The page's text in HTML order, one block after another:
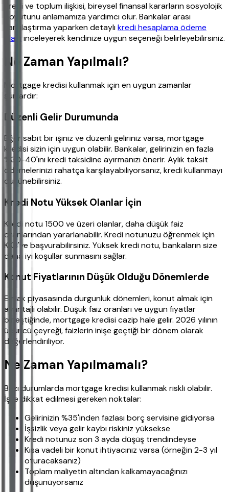
Kredi ve toplum ilişkisi, bireysel finansal kararların sosyolojik
boyutunu anlamamıza yardımcı olur. Bankalar arası
karşılaştırma yaparken detaylıkredi hesaplama ödeme
planı
inceleyerek kendinize uygun seçeneği belirleyebilirsiniz.
Ne Zaman Yapılmalı?
Mortgage kredisi kullanmak için en uygun zamanlar
şunlardır:
Düzenli Gelir Durumunda
Eğer sabit bir işiniz ve düzenli geliriniz varsa, mortgage
kredisi sizin için uygun olabilir. Bankalar, gelirinizin en fazla
%30-40'ını kredi taksidine ayırmanızı önerir. Aylık taksit
ödemelerinizi rahatça karşılayabiliyorsanız, kredi kullanmayı
düşünebilirsiniz.
Kredi Notu Yüksek Olanlar İçin
Kredi notu 1500 ve üzeri olanlar, daha düşük faiz
oranlarından yararlanabilir. Kredi notunuzu öğrenmek için
KKB'ye başvurabilirsiniz. Yüksek kredi notu, bankaların size
daha iyi koşullar sunmasını sağlar.
Konut Fiyatlarının Düşük Olduğu Dönemlerde
Emlak piyasasında durgunluk dönemleri, konut almak için
avantajlı olabilir. Düşük faiz oranları ve uygun fiyatlar
birleştiğinde, mortgage kredisi cazip hale gelir. 2026 yılının
üçüncü çeyreği, faizlerin inişe geçtiği bir dönem olarak
değerlendiriliyor.
Ne Zaman Yapılmamalı?
Bazı durumlarda mortgage kredisi kullanmak riskli olabilir.
İşte dikkat edilmesi gereken noktalar:
Gelirinizin %35'inden fazlası borç servisine gidiyorsa
İşsizlik veya gelir kaybı riskiniz yüksekse
Kredi notunuz son 3 ayda düşüş trendindeyse
Kısa vadeli bir konut ihtiyacınız varsa (örneğin 2-3 yıl
oturacaksanız)
Toplam maliyetin altından kalkamayacağınızı
düşünüyorsanız